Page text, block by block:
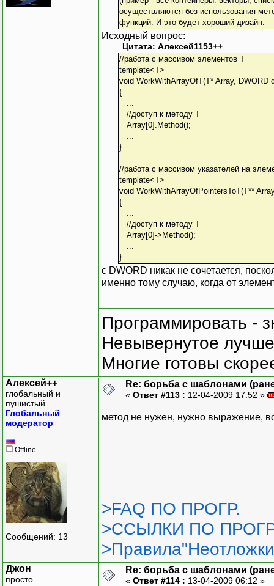
осуществляются без использования
функций. И это будет хороший дизайн.
Исходный вопрос:
Цитата: Алексей1153++
//работа с массивом элементов T
template<T>
void WorkWithArrayOfT(T* Array, DWORD
{
//доступ к методу T
Array[0].Method();
}
//работа с массивом указателей на
template<T>
void WorkWithArrayOfPointersToT(T**
{
//доступ к методу T
Array[0]->Method();
}
с DWORD никак не сочетается,
именно тому случаю, когда от
Программировать -
Невывернутое
Многие готовы
Алексей++
глобальный и
пушистый
Глобальный
модератор
Offline
Сообщений: 13
Re: борьба с шаблонами
« Ответ #113 : 12-04-2009 17:52 »
метод не нужен, нужно выражение,
>FAQ ПО ПРОГР.
>ССЫЛКИ ПО
Джон
просто
Re: борьба с шаблонами
« Ответ #114 : 13-04-2009 06:12 »